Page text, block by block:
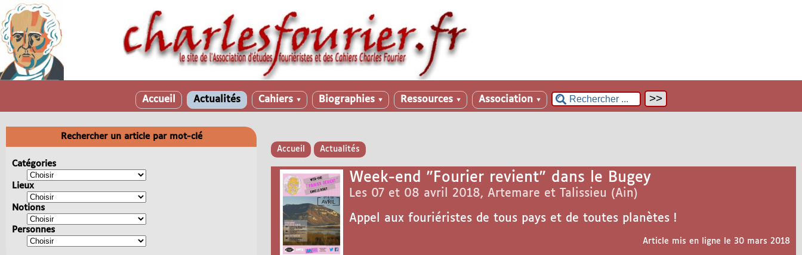
Accueil Actualités Cahiers ▼ Biographies ▼ Ressources ▼ Association ▼
Accueil Actualités
Week-end "Fourier revient" dans le Bugey
Les 07 et 08 avril 2018, Artemare et Talissieu (Ain)
Appel aux fouriéristes de tous pays et de toutes planètes !
Article mis en ligne le 30 mars 2018
Rechercher un article par mot-clé
Catégories
Lieux
Notions
Personnes